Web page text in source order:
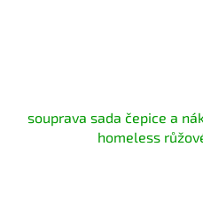
souprava sada čepice a
homeless